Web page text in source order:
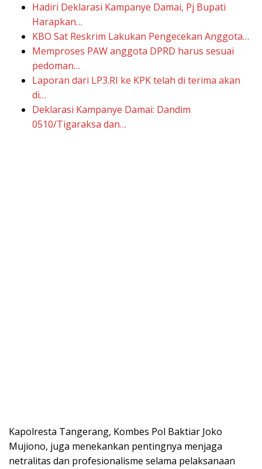
Hadiri Deklarasi Kampanye Damai, Pj Bupati
Harapkan…
KBO Sat Reskrim Lakukan Pengecekan Anggota…
Memproses PAW anggota DPRD harus sesuai
pedoman…
Laporan dari LP3.RI ke KPK telah di terima akan
di…
Deklarasi Kampanye Damai: Dandim
0510/Tigaraksa dan…
Kapolresta Tangerang, Kombes Pol Baktiar Joko
Mujiono, juga menekankan pentingnya menjaga
netralitas dan profesionalisme selama pelaksanaan